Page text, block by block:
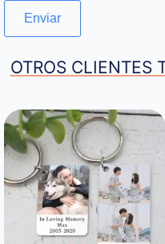
OTROS CLIENTES